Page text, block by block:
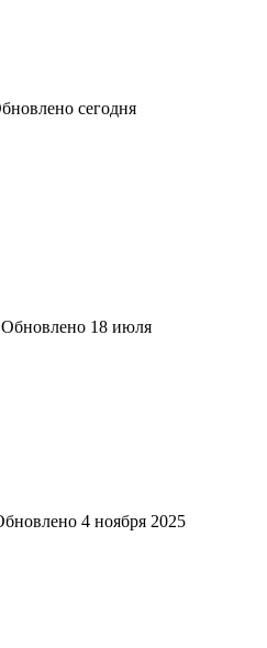
сегодня
Обновлено 18 июля
4 ноября 2025